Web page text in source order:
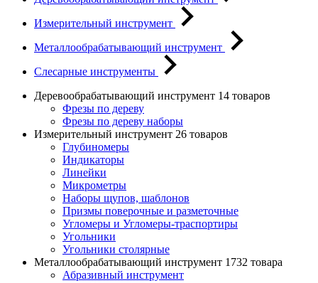
Измерительный инструмент
Металлообрабатывающий инструмент
Слесарные инструменты
Деревообрабатывающий инструмент 14 товаров
Фрезы по дереву
Фрезы по дереву наборы
Измерительный инструмент 26 товаров
Глубиномеры
Индикаторы
Линейки
Микрометры
Наборы щупов, шаблонов
Призмы поверочные и разметочные
Угломеры и Угломеры-траспортиры
Угольники
Угольники столярные
Металлообрабатывающий инструмент 1732 товара
Абразивный инструмент